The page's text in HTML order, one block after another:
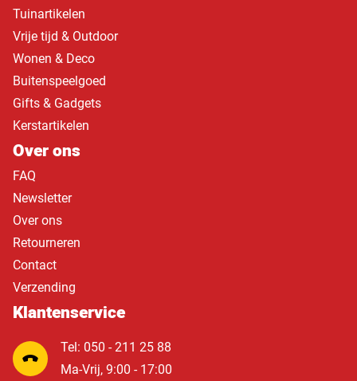
Tuinartikelen
Vrije tijd & Outdoor
Wonen & Deco
Buitenspeelgoed
Gifts & Gadgets
Kerstartikelen
Over ons
FAQ
Newsletter
Over ons
Retourneren
Contact
Verzending
Klantenservice
Tel: 050 - 211 25 88
Ma-Vrij, 9:00 - 17:00